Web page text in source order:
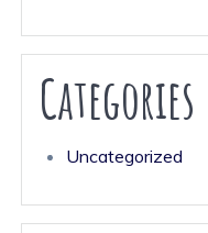
Categories
Uncategorized